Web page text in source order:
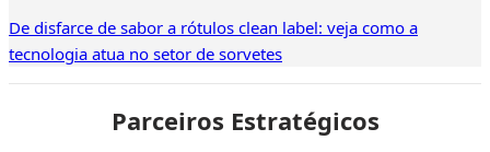
De disfarce de sabor a rótulos clean label: veja como a
tecnologia atua no setor de sorvetes
Parceiros Estratégicos